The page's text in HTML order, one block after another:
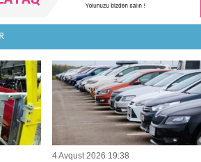
4 Avqust 2026 19:38